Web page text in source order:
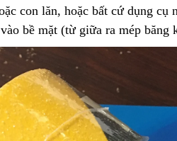
con lăn, hoặc bất cứ dụng cụ
bề mặt (từ giữa ra mép băng